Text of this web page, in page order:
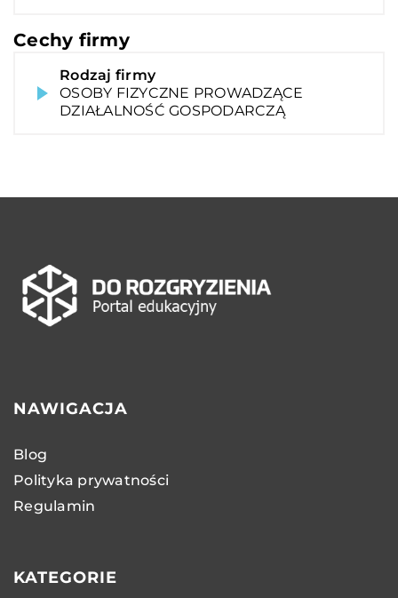
Cechy firmy
Rodzaj firmy
OSOBY FIZYCZNE PROWADZĄCE
DZIAŁALNOŚĆ GOSPODARCZĄ
NAWIGACJA
Blog
Polityka prywatności
Regulamin
KATEGORIE